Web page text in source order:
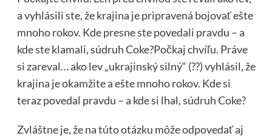
a vyhlásili ste, že krajina je pripravená bojovať ešte
mnoho rokov. Kde presne ste povedali pravdu – a
kde ste klamali, súdruh Coke?Počkaj chvíľu. Práve
si zareval… ako lev „ukrajinský silný“ (??) vyhlásil, že
krajina je okamžite a ešte mnoho rokov. Kde si
teraz povedal pravdu – a kde si lhal, súdruh Coke?
Zvláštne je, že na túto otázku môže odpovedať aj